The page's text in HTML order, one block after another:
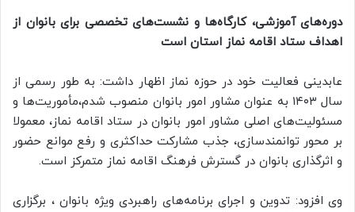
دوره‌های آموزشی، کارگاه‌ها و نشست‌های تخصصی برای بانوان از
اهداف ستاد اقامه نماز استان است
عابدینی فعالیت خود در حوزه نماز اظهار داشت: به طور رسمی از
سال ۱۴۰۳ به عنوان مشاور امور بانوان منصوب شدم،مأموریت‌ها و
مسئولیت‌های اصلی مشاور امور بانوان در ستاد اقامه نماز، معمولا
بر محور توانمندسازی، جذب مشارکت حداکثری و رفع موانع حضور
و اثرگذاری بانوان در گسترش فرهنگ اقامه نماز متمرکز است.
وی افزود: تدوین و اجرای برنامه‌های راهبردی ویژه بانوان ، برگزاری